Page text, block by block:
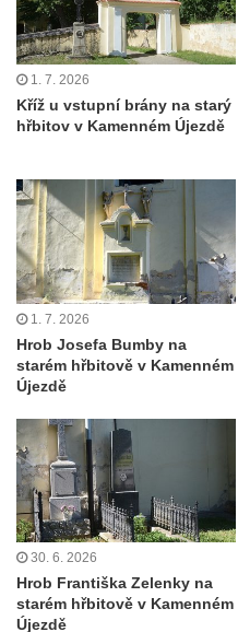
Základní škole Tyršova v
Socha Nepokořený v parku
vzpoury v Rumburku
Pamětní deska obětem
židovského hřbitova v
Pamětní deska legionářům
úřadě v Kovanicích
Pomník obětem 1. světové
Kovanicích
Pomník obětem válek v
Pamětní deska Rudé armádě
Trutnově
hřbitově v Rychnově u
Pomník pracovního nasazení
koncentračního tábora v
Rychnově u Jablonce nad
Kenotaf Alfreda Langa na
u Pěnčína
1. 7. 2026
Kříž u vstupní brány na starý
hřbitov v Kamenném Újezdě
1. 7. 2026
Hrob Josefa Bumby na
starém hřbitově v Kamenném
Újezdě
30. 6. 2026
Hrob Františka Zelenky na
starém hřbitově v Kamenném
Újezdě